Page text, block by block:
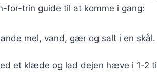
for-trin guide til at komme i gang:
mel, vand, gær og salt i en
et klæde og lad dejen hæve i 1-2